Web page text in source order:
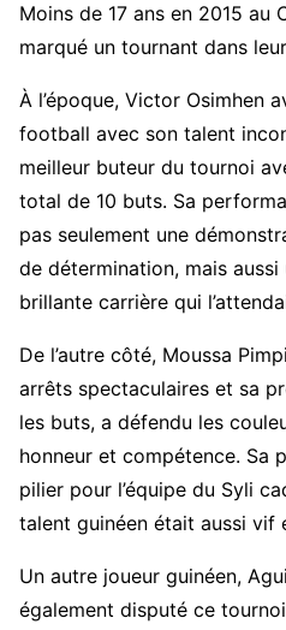
Moins de 17 ans en 2015 au
marqué un tournant dans
À l’époque, Victor Osimhen
football avec son talent
meilleur buteur du tournoi
total de 10 buts. Sa
pas seulement une
de détermination, mais
brillante carrière qui
De l’autre côté, Moussa
arrêts spectaculaires et sa
les buts, a défendu les
honneur et compétence. Sa
pilier pour l’équipe du Syli
talent guinéen était aussi vif
Un autre joueur guinéen,
également disputé ce